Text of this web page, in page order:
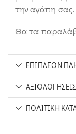
την αγάπη σας.
Θα τα
ΕΠΙΠΛΈΟΝ
ΠΟΛΙΤΙΚΉ